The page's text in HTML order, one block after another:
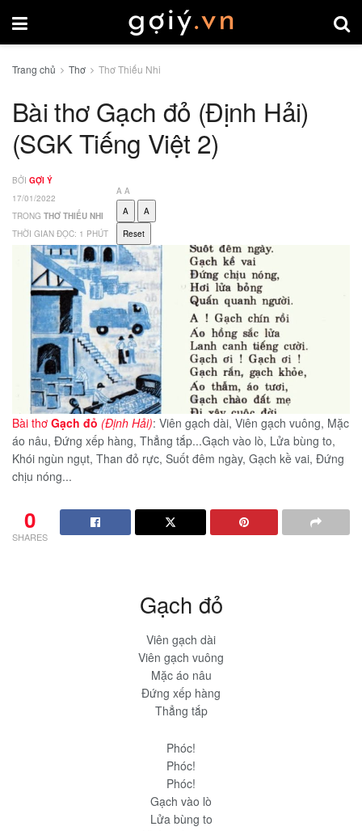
Trang chủ Thơ Thơ Thiếu Nhi
Bài thơ Gạch đỏ (Định Hải)
(SGK Tiếng Việt 2)
BỞI GỢI Ý
17/01/2022
TRONG THƠ THIẾU NHI
THỜI GIAN ĐỌC: 1 PHÚT
A A
A
A
Reset
Bài thơ Gạch đỏ (Định Hải): Viên gạch dài, Viên gạch vuông, Mặc
áo nâu, Đứng xếp hàng, Thẳng tắp...Gạch vào lò, Lửa bùng to,
Khói ngùn ngụt, Than đỏ rực, Suốt đêm ngày, Gạch kề vai, Đứng
chịu nóng...
0
SHARES
Gạch đỏ
Viên gạch dài
Viên gạch vuông
Mặc áo nâu
Đứng xếp hàng
Thẳng tắp
Phóc!
Phóc!
Phóc!
Gạch vào lò
Lửa bùng to